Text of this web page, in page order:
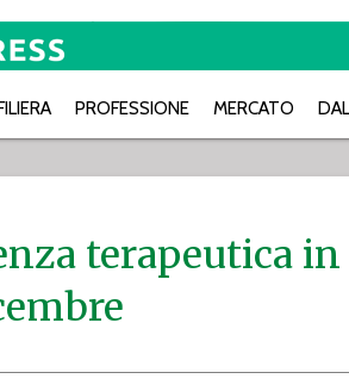
PROFESSIONE MERCATO
terapeutica